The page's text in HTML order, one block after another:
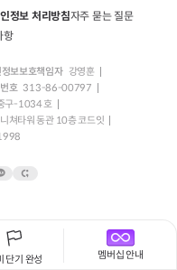
정보 처리방침자주 묻는 질문
항
보보호책임자 강영훈
호 313-86-00797
구-1034 호
쳐타워 동관 10층 코드잇
단기 완성 멤버십 안내